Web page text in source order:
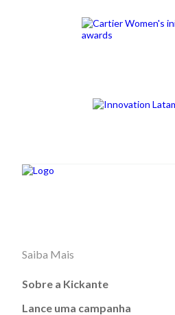
Saiba Mais
Sobre a Kickante
Lance uma campanha